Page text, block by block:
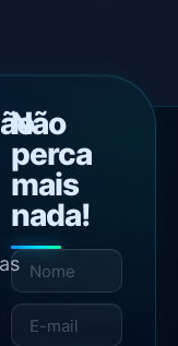
Não
perca
mais
nada!